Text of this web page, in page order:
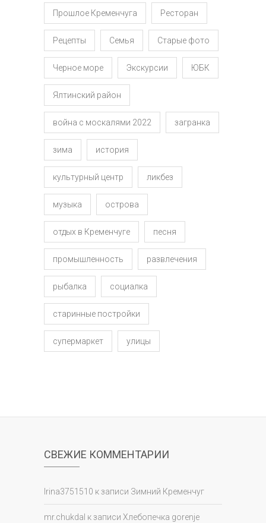
Прошлое Кременчуга Ресторан
Рецепты Семья Старые фото
Черное море Экскурсии ЮБК
Ялтинский район
война с москалями 2022 загранка
зима история
культурный центр ликбез
музыка острова
отдых в Кременчуге песня
промышленность развлечения
рыбалка социалка
старинные постройки
супермаркет улицы
СВЕЖИЕ КОММЕНТАРИИ
Irina3751510 к записи Зимний Кременчуг
mr.chukdal к записи Хлебопечка gorenje